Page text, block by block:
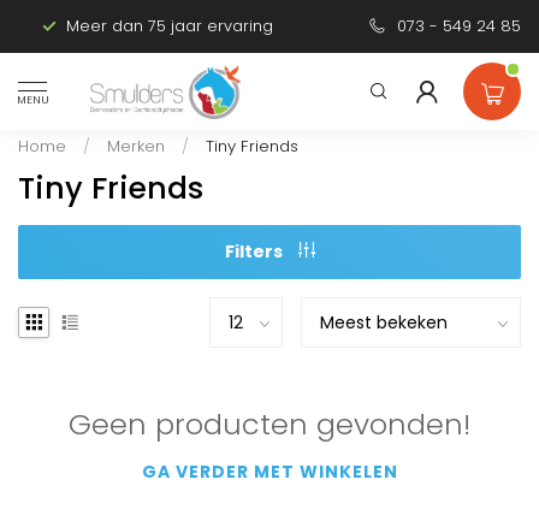
Meer dan 75 jaar ervaring Persoonlijk
073 - 549 24 85
MENU
Home / Merken / Tiny Friends
Tiny Friends
Filters
Geen producten gevonden!
GA VERDER MET WINKELEN